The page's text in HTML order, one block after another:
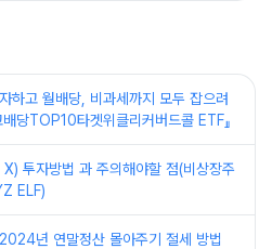
하고 월배당, 비과세까지 모두 잡으려
당TOP10타겟위클리커버드콜 ETF』
투자방법 과 주의해야할 점(비상장주
ELF)
년 연말정산 몰아주기 절세 방법